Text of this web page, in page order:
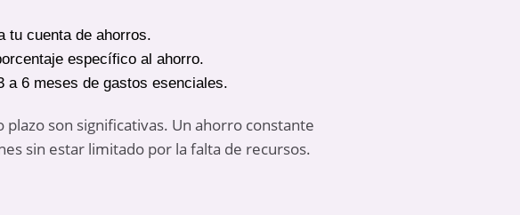
tu cuenta de ahorros.
específico al ahorro.
a 6 meses de gastos esenciales.
son significativas. Un ahorro constante
sin estar limitado por la falta de recursos.